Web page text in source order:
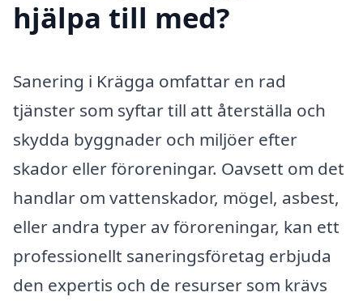
hjälpa till med?
Sanering i Krägga omfattar en rad
tjänster som syftar till att återställa och
skydda byggnader och miljöer efter
skador eller föroreningar. Oavsett om det
handlar om vattenskador, mögel, asbest,
eller andra typer av föroreningar, kan ett
professionellt saneringsföretag erbjuda
den expertis och de resurser som krävs